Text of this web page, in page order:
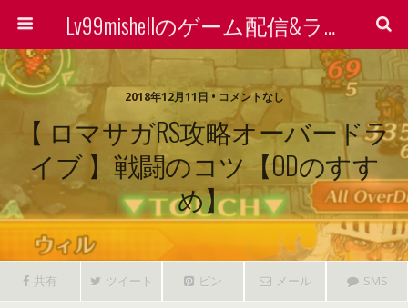
Lv99mishellのゲーム配信&ライン着せ替えで稼ぐ方法を検証する会
2018年12月11日 • コメントなし
【 ロマサガRS攻略オーバードラ
イブ 】戦闘のコツ【ODのすす
め】
共有 ツイート ピン メール SMS